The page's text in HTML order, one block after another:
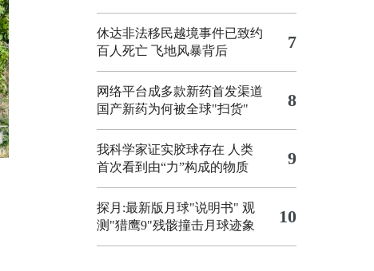
休达非法移民越境事件已致约
百人死亡 飞地风暴背后 7
网络平台成多款新药首发渠道
国产新药为何被全球"扫货"
8
我科学家证实胶球存在 人类
首次看到由“力”构成的物质
9
探月:最新版月球"说明书" 观
测"猎鹰9"残骸撞击月球迹象
10